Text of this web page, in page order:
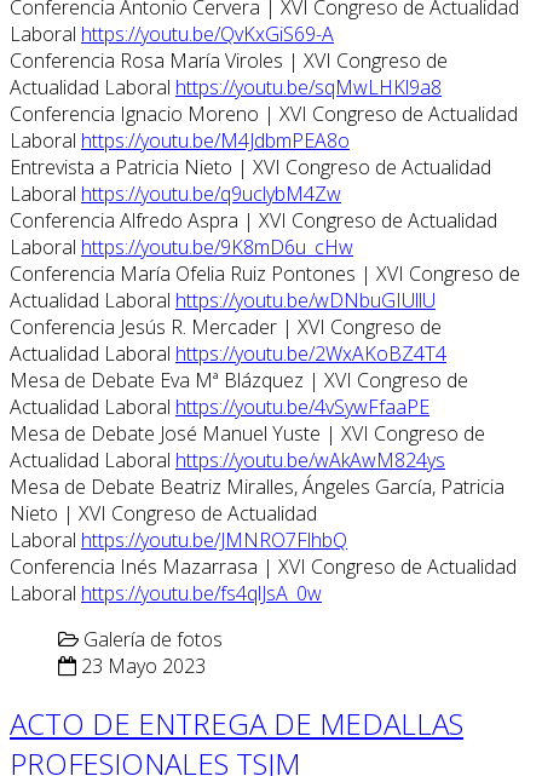
Conferencia Antonio Cervera | XVI Congreso de Actualidad
Laboral https://youtu.be/QvKxGiS69-A
Conferencia Rosa María Viroles | XVI Congreso de
Actualidad Laboral https://youtu.be/sqMwLHKl9a8
Conferencia Ignacio Moreno | XVI Congreso de Actualidad
Laboral https://youtu.be/M4JdbmPEA8o
Entrevista a Patricia Nieto | XVI Congreso de Actualidad
Laboral https://youtu.be/q9uclybM4Zw
Conferencia Alfredo Aspra | XVI Congreso de Actualidad
Laboral https://youtu.be/9K8mD6u_cHw
Conferencia María Ofelia Ruiz Pontones | XVI Congreso de
Actualidad Laboral https://youtu.be/wDNbuGIUllU
Conferencia Jesús R. Mercader | XVI Congreso de
Actualidad Laboral https://youtu.be/2WxAKoBZ4T4
Mesa de Debate Eva Mª Blázquez | XVI Congreso de
Actualidad Laboral https://youtu.be/4vSywFfaaPE
Mesa de Debate José Manuel Yuste | XVI Congreso de
Actualidad Laboral https://youtu.be/wAkAwM824ys
Mesa de Debate Beatriz Miralles, Ángeles García, Patricia
Nieto | XVI Congreso de Actualidad
Laboral https://youtu.be/JMNRO7FlhbQ
Conferencia Inés Mazarrasa | XVI Congreso de Actualidad
Laboral https://youtu.be/fs4qlJsA_0w
Galería de fotos
23 Mayo 2023
ACTO DE ENTREGA DE MEDALLAS
PROFESIONALES TSJM